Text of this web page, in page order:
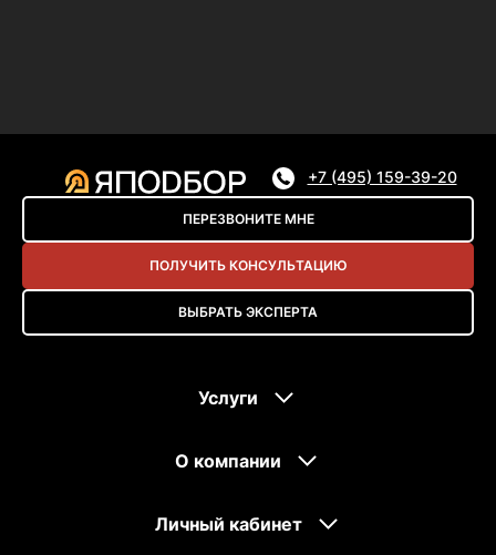
+7 (495) 159-39-20
ПЕРЕЗВОНИТЕ МНЕ
ПОЛУЧИТЬ КОНСУЛЬТАЦИЮ
ВЫБРАТЬ ЭКСПЕРТА
Услуги
О компании
Личный кабинет